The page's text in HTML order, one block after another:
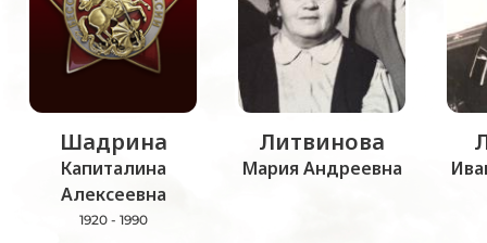
Шадрина
Капиталина
Алексеевна
1920 - 1990
Литвинова
Мария Андреевна